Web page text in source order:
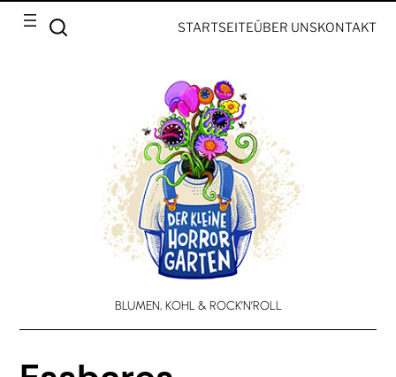
STARTSEITEÜBER UNSKONTAKT
BLUMEN, KOHL & ROCK’N’ROLL